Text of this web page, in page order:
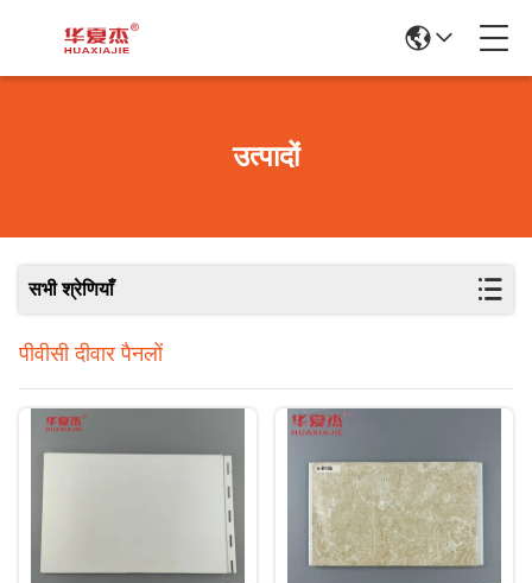
उत्पादों
सभी श्रेणियाँ
पीवीसी दीवार पैनलों